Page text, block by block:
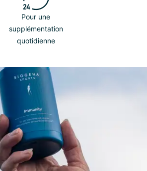
Pour une
supplémentation
quotidienne